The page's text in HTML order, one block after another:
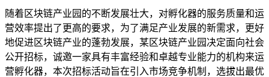
随着区块链产业园的不断发展壮大，对孵化器的服务质量和运
营效率提出了更高的要求，为了满足产业发展的新需求，更好
地促进区块链产业的蓬勃发展，某区块链产业园决定面向社会
公开招标，诚邀一家具有丰富经验和卓越专业能力的机构来运
营孵化器，本次招标活动旨在引入市场竞争机制，选拔出最优